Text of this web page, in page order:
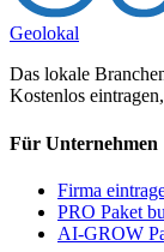
Geolokal
Das lokale
Kostenlos
Für Unternehmen
Firma
PRO Paket
AI-GROW